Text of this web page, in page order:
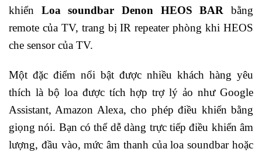
khiển Loa soundbar Denon HEOS BAR bằng
remote của TV, trang bị IR repeater phòng khi HEOS
che sensor của TV.
Một đặc điểm nổi bật được nhiều khách hàng yêu
thích là bộ loa được tích hợp trợ lý ảo như Google
Assistant, Amazon Alexa, cho phép điều khiển bằng
giọng nói. Bạn có thể dễ dàng trực tiếp điều khiển âm
lượng, đầu vào, mức âm thanh của loa soundbar hoặc